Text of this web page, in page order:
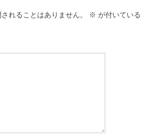
れることはありません。 ※ が付いている